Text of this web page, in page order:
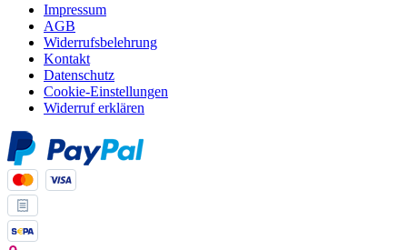
Impressum
AGB
Widerrufsbelehrung
Kontakt
Datenschutz
Cookie-Einstellungen
Widerruf erklären